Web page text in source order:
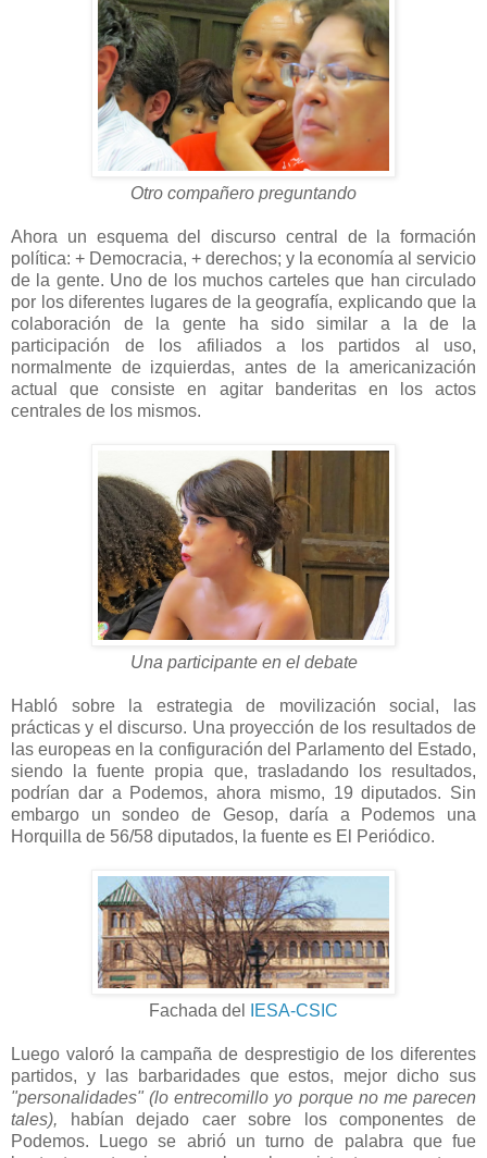
Otro compañero preguntando
Ahora un esquema del discurso central de la formación
política: + Democracia, + derechos; y la economía al servicio
de la gente. Uno de los muchos carteles que han circulado
por los diferentes lugares de la geografía, explicando que la
colaboración de la gente ha sido similar a la de la
participación de los afiliados a los partidos al uso,
normalmente de izquierdas, antes de la americanización
actual que consiste en agitar banderitas en los actos
centrales de los mismos.
Una participante en el debate
Habló sobre la estrategia de movilización social, las
prácticas y el discurso. Una proyección de los resultados de
las europeas en la configuración del Parlamento del Estado,
siendo la fuente propia que, trasladando los resultados,
podrían dar a Podemos, ahora mismo, 19 diputados. Sin
embargo un sondeo de Gesop, daría a Podemos una
Horquilla de 56/58 diputados, la fuente es El Periódico.
Fachada del IESA-CSIC
Luego valoró la campaña de desprestigio de los diferentes
partidos, y las barbaridades que estos, mejor dicho sus
"personalidades" (lo entrecomillo yo porque no me parecen
tales),
habían dejado caer sobre los componentes de
Podemos. Luego se abrió un turno de palabra que fue